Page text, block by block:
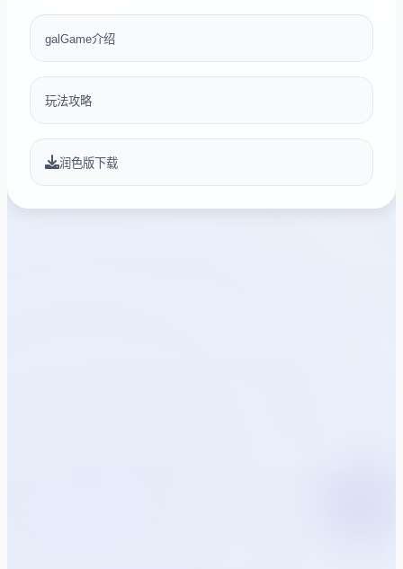
galGame介绍
玩法攻略
润色版下载